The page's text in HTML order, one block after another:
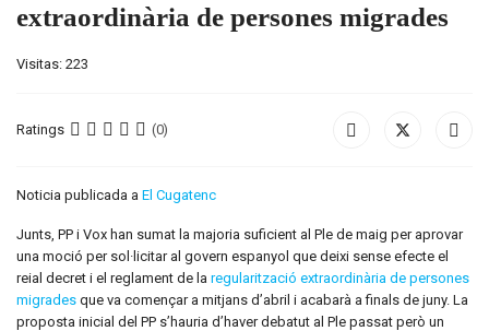
extraordinària de persones migrades
Visitas: 223
Ratings (0)
Noticia publicada a El Cugatenc
Junts, PP i Vox han sumat la majoria suficient al Ple de maig per aprovar
una moció per sol·licitar al govern espanyol que deixi sense efecte el
reial decret i el reglament de la regularització extraordinària de persones
migrades que va començar a mitjans d’abril i acabarà a finals de juny. La
proposta inicial del PP s’hauria d’haver debatut al Ple passat però un